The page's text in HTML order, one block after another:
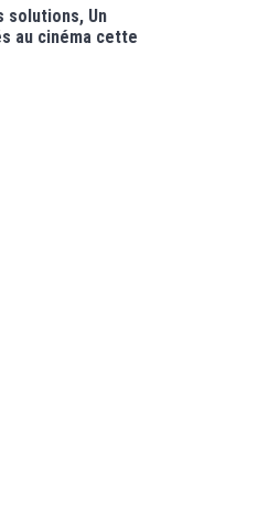
solutions, Un
au cinéma cette